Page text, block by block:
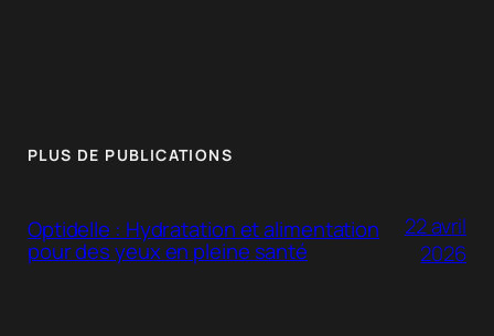
PLUS DE PUBLICATIONS
Optidelle : Hydratation et alimentation
pour des yeux en pleine santé
22 avril
2026